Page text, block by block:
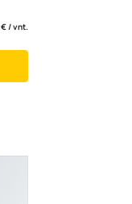
€ / vnt.